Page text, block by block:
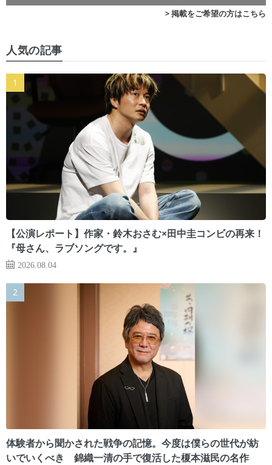
> 掲載をご希望の方はこちら
人気の記事
【公演レポート】作家・鈴木おさむ×田中圭コンビの再来！
『母さん、ラブソングです。』
2026.08.04
体験者から聞かされた戦争の記憶。今度は僕らの世代が紡
いでいくべき 錦織一清の手で復活した榎本滋民の名作